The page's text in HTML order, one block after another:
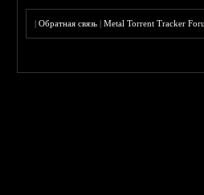
|Обратная связь |Metal Torrent Tracker